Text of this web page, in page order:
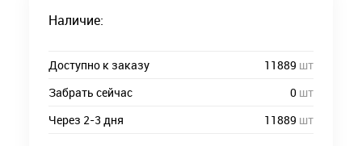
Наличие:
Доступно к заказу 11889 шт
Забрать сейчас
0 шт
Через 2-3 дня
11889 шт